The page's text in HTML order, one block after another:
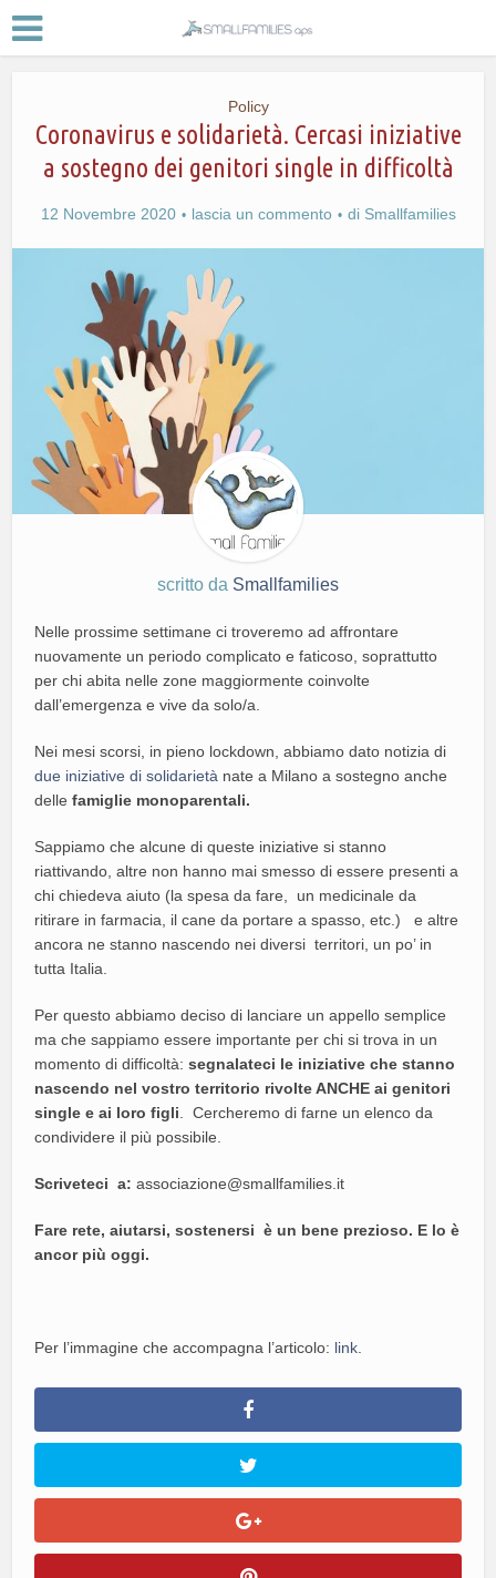
Policy
Coronavirus e solidarietà. Cercasi iniziative
a sostegno dei genitori single in difficoltà
12 Novembre 2020 lascia un commento di Smallfamilies
scritto da Smallfamilies
Nelle prossime settimane ci troveremo ad affrontare
nuovamente un periodo complicato e faticoso, soprattutto
per chi abita nelle zone maggiormente coinvolte
dall’emergenza e vive da solo/a.
Nei mesi scorsi, in pieno lockdown, abbiamo dato notizia di
due iniziative di solidarietà nate a Milano a sostegno anche
dellefamiglie monoparentali.
Sappiamo che alcune di queste iniziative si stanno
riattivando, altre non hanno mai smesso di essere presenti a
chi chiedeva aiuto (la spesa da fare, un medicinale da
ritirare in farmacia, il cane da portare a spasso, etc.) e altre
ancora ne stanno nascendo nei diversi territori, un po’ in
tutta Italia.
Per questo abbiamo deciso di lanciare un appello semplice
ma che sappiamo essere importante per chi si trova in un
momento di difficoltà:segnalateci le iniziative che stanno
nascendo nel vostro territorio rivolte ANCHE ai genitori
single e ai loro figli . Cercheremo di farne un elenco da
condividere il più possibile.
Scriveteci a:associazione@smallfamilies.it
Fare rete, aiutarsi, sostenersi è un bene prezioso. E lo è
ancor più oggi.
Per l’immagine che accompagna l’articolo: link